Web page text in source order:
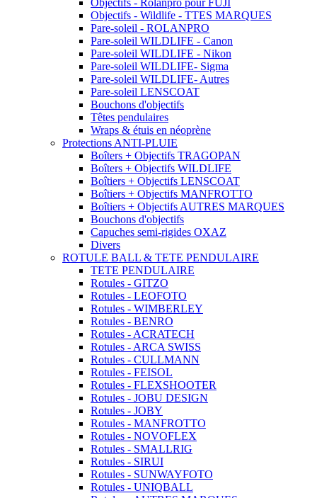
Objectifs - Rolanpro pour FUJI
Objectifs - Wildlife - TTES MARQUES
Pare-soleil - ROLANPRO
Pare-soleil WILDLIFE - Canon
Pare-soleil WILDLIFE - Nikon
Pare-soleil WILDLIFE- Sigma
Pare-soleil WILDLIFE- Autres
Pare-soleil LENSCOAT
Bouchons d'objectifs
Têtes pendulaires
Wraps & étuis en néoprène
Protections ANTI-PLUIE
Boîters + Objectifs TRAGOPAN
Boîters + Objectifs WILDLIFE
Boîtiers + Objectifs LENSCOAT
Boîtiers + Objectifs MANFROTTO
Boîtiers + Objectifs AUTRES MARQUES
Bouchons d'objectifs
Capuches semi-rigides OXAZ
Divers
ROTULE BALL & TETE PENDULAIRE
TETE PENDULAIRE
Rotules - GITZO
Rotules - LEOFOTO
Rotules - WIMBERLEY
Rotules - BENRO
Rotules - ACRATECH
Rotules - ARCA SWISS
Rotules - CULLMANN
Rotules - FEISOL
Rotules - FLEXSHOOTER
Rotules - JOBU DESIGN
Rotules - JOBY
Rotules - MANFROTTO
Rotules - NOVOFLEX
Rotules - SMALLRIG
Rotules - SIRUI
Rotules - SUNWAYFOTO
Rotules - UNIQBALL